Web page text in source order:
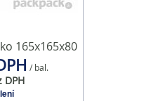
165x165x80
/ bal.
DPH